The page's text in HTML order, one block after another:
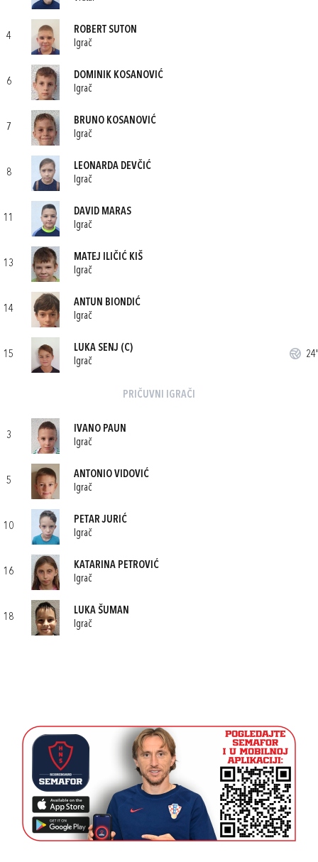
4
ROBERT SUTON
Igrač
6
DOMINIK KOSANOVIĆ
Igrač
7
BRUNO KOSANOVIĆ
Igrač
8
LEONARDA DEVČIĆ
Igrač
11
DAVID MARAS
Igrač
13
MATEJ ILIČIĆ KIŠ
Igrač
14
ANTUN BIONDIĆ
Igrač
15
LUKA SENJ (C)
Igrač
24'
PRIČUVNI IGRAČI
3
IVANO PAUN
Igrač
5
ANTONIO VIDOVIĆ
Igrač
10
PETAR JURIĆ
Igrač
16
KATARINA PETROVIĆ
Igrač
18
LUKA ŠUMAN
Igrač